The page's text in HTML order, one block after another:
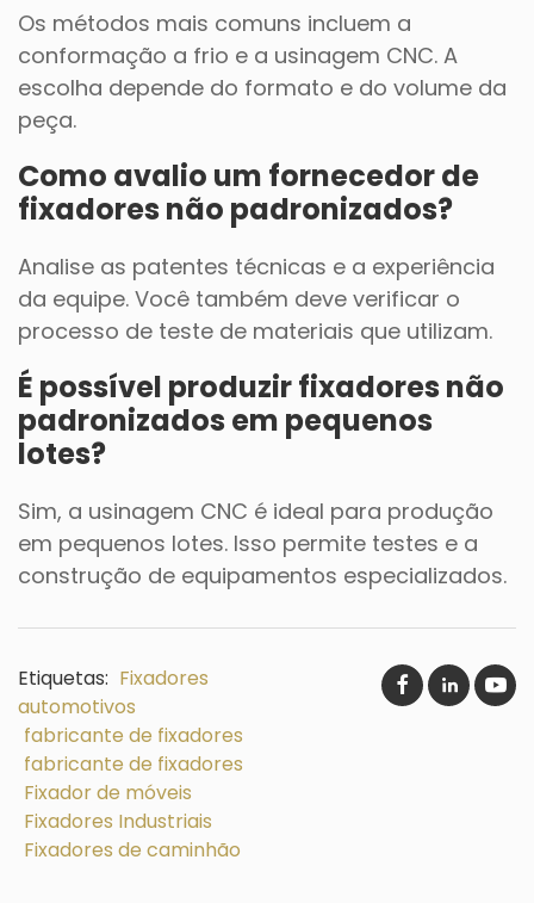
Os métodos mais comuns incluem a
conformação a frio e a usinagem CNC. A
escolha depende do formato e do volume da
peça.
Como avalio um fornecedor de
fixadores não padronizados?
Analise as patentes técnicas e a experiência
da equipe. Você também deve verificar o
processo de teste de materiais que utilizam.
É possível produzir fixadores não
padronizados em pequenos
lotes?
Sim, a usinagem CNC é ideal para produção
em pequenos lotes. Isso permite testes e a
construção de equipamentos especializados.
Etiquetas: Fixadores
automotivos
fabricante de fixadores
fabricante de fixadores
Fixador de móveis
Fixadores Industriais
Fixadores de caminhão